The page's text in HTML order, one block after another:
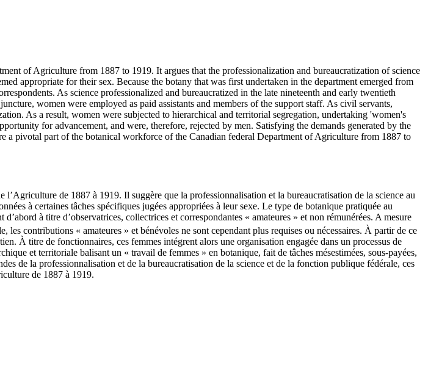
of Agriculture from 1887 to 1919. It argues that the professionalization and bureaucratization of science
appropriate for their sex. Because the botany that was first undertaken in the department emerged from
As science professionalized and bureaucratized in the late nineteenth and early twentieth
women were employed as paid assistants and members of the support staff. As civil servants,
As a result, women were subjected to hierarchical and territorial segregation, undertaking 'women's
for advancement, and were, therefore, rejected by men. Satisfying the demands generated by the
a pivotal part of the botanical workforce of the Canadian federal Department of Agriculture from 1887 to
de 1887 à 1919. Il suggère que la professionnalisation et la bureaucratisation de la science au
à certaines tâches spécifiques jugées appropriées à leur sexe. Le type de botanique pratiquée au
à titre d’observatrices, collectrices et correspondantes « amateures » et non rémunérées. A mesure
les contributions « amateures » et bénévoles ne sont cependant plus requises ou nécessaires. À partir de ce
À titre de fonctionnaires, ces femmes intégrent alors une organisation engagée dans un processus de
et territoriale balisant un « travail de femmes » en botanique, fait de tâches mésestimées, sous-payées,
de la professionnalisation et de la bureaucratisation de la science et de la fonction publique fédérale, ces
de 1887 à 1919.